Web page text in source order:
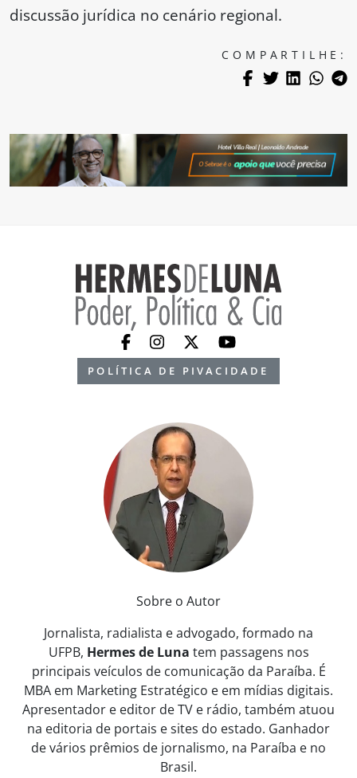
discussão jurídica no cenário regional.
COMPARTILHE:
POLÍTICA DE PIVACIDADE
Sobre o Autor
Jornalista, radialista e advogado, formado na
UFPB, Hermes de Luna tem passagens nos
principais veículos de comunicação da Paraíba. É
MBA em Marketing Estratégico e em mídias digitais.
Apresentador e editor de TV e rádio, também atuou
na editoria de portais e sites do estado. Ganhador
de vários prêmios de jornalismo, na Paraíba e no
Brasil.